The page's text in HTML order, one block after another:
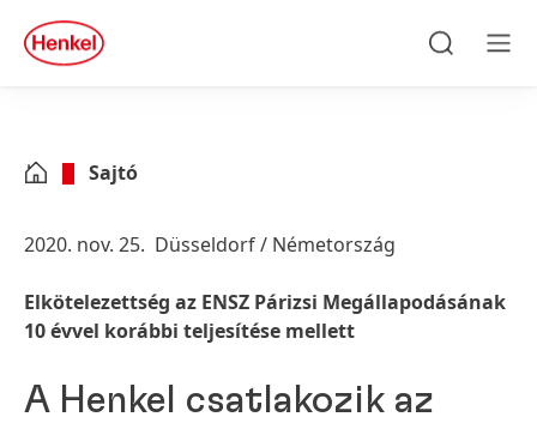
Skip to footer
quick
search
Sajtó
2020. nov. 25. Düsseldorf / Németország
Elkötelezettség az ENSZ Párizsi Megállapodásának
10 évvel korábbi teljesítése mellett
A Henkel csatlakozik az